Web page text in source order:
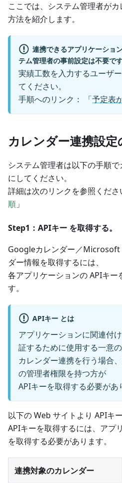
ここでは、システム管理者が
方法を紹介します。
連携できるアプリケーショ
テム管理者の事前設定は不要です
実績工数を入力するユーザ
てください。
手順へのリンク： 「予定表
カレンダー連携設定
システム管理者は以下の手順
にしてください。
詳細は次のリンクを参照くださ
順」
Step1：APIキー を取得する。
Googleカレンダー／
ダー情報を取得するには、
各アプリケーションの APIキー
す。
APIキー とは
アプリケーションに関連付
証するために使用する一意の
カレンダー連携を行う場合
の管理者権限を持つ方が
APIキーを取得する必要があ
以下の Web サイトより APIキ
APIキーを取得するには、アプ
を取得する必要があります。
連携対象のカレンダー